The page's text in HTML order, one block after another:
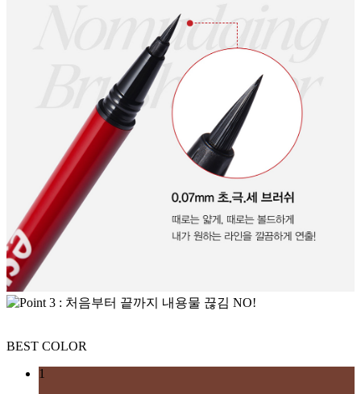
BEST COLOR
1